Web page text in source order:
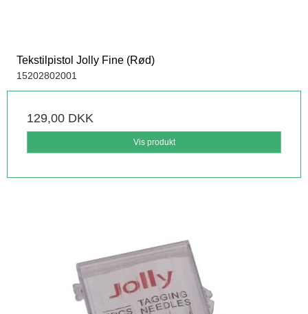
Tekstilpistol Jolly Fine (Rød)
15202802001
129,00 DKK
Vis produkt